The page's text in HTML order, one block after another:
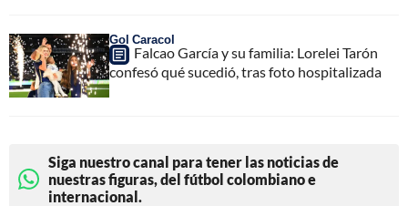
Gol Caracol
Falcao García y su familia: Lorelei Tarón
confesó qué sucedió, tras foto hospitalizada
Siga nuestro canal para tener las noticias de
nuestras figuras, del fútbol colombiano e
internacional.